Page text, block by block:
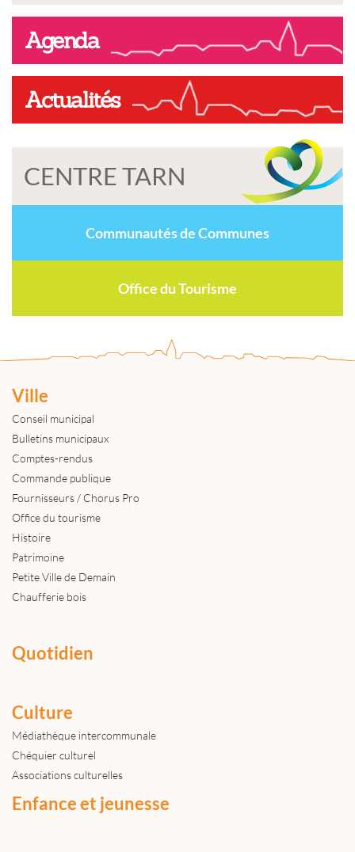
Agenda
Actualités
CENTRE TARN
Communautés de Communes
Office du Tourisme
Ville
Conseil municipal
Bulletins municipaux
Comptes-rendus
Commande publique
Fournisseurs / Chorus Pro
Office du tourisme
Histoire
Patrimoine
Petite Ville de Demain
Chaufferie bois
Quotidien
Culture
Médiathèque intercommunale
Chéquier culturel
Associations culturelles
Enfance et jeunesse